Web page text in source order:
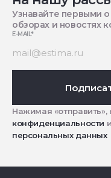
Узнавайте первыми о
обзорах и новостях
E-MAIL*
Нажимая
конфиденциальности и
персональных данных